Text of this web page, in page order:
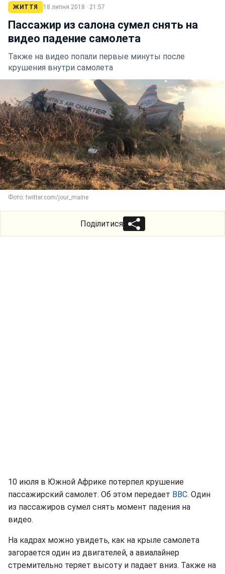
ЖИТТЯ 18 липня 2018 · 21:57
Пассажир из салона сумел снять на
видео падение самолета
Также на видео попали первые минуты после
крушения внутри самолета
Фото: twitter.com/jour_maine
Поділитися
10 июля в Южной Африке потерпел крушение
пассажирский самолет. Об этом передает ВВС. Один
из пассажиров сумел снять момент падения на
видео.
На кадрах можно увидеть, как на крыле самолета
загорается один из двигателей, а авиалайнер
стремительно теряет высоту и падает вниз. Также на